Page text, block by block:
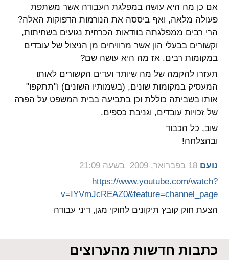
אם כן מה היא עושה במפלגת העבודה אשר משתפת
פעולה מלאה, ואף ביססה את הנורמות הדפוקות האלה?
הרי רבים ממפלגתה בוודאות הכרחית נגועים בשחיתות,
וקשורים בבעלי הון אשר מרוויחים מן הניצול של עובדים
במקומות רבים. אז מה היא עושה שם?
תעזרו להקמה של מה שיותר ועדים הקשורים לאותו
המעסיק במקומות שונים, (בשמותיו השונים) ו"תתקפו"
אותו בשביתה כוללת וכן בתביעה בבית המשפט על הפרה
של זכויות עובדים, וגניבת כספים.
שוב, כל הכבוד
ובהצלחה!
נועם ‏18 בפברואר, 2009 בשעה 21:09
https://www.youtube.com/watch?
v=IYVmJcREAZ0&feature=channel_page
הצעת חוק קובץ תיקונים לחוקי מגן, דיני עבודה
כתבות חדשות מהערוצים